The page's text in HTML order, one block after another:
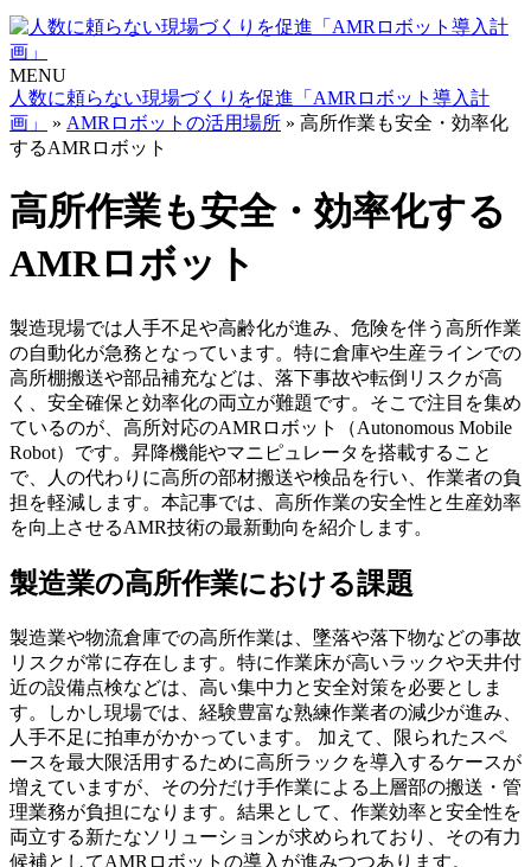
MENU
人数に頼らない現場づくりを促進「AMRロボット導入計
画」
» AMRロボットの活用場所 » 高所作業も安全・効率化
するAMRロボット
高所作業も安全・効率化する
AMRロボット
製造現場では人手不足や高齢化が進み、危険を伴う高所作業
の自動化が急務となっています。特に倉庫や生産ラインでの
高所棚搬送や部品補充などは、落下事故や転倒リスクが高
く、安全確保と効率化の両立が難題です。そこで注目を集め
ているのが、高所対応のAMRロボット（Autonomous Mobile
Robot）です。昇降機能やマニピュレータを搭載すること
で、人の代わりに高所の部材搬送や検品を行い、作業者の負
担を軽減します。本記事では、高所作業の安全性と生産効率
を向上させるAMR技術の最新動向を紹介します。
製造業の高所作業における課題
製造業や物流倉庫での高所作業は、墜落や落下物などの事故
リスクが常に存在します。特に作業床が高いラックや天井付
近の設備点検などは、高い集中力と安全対策を必要としま
す。しかし現場では、経験豊富な熟練作業者の減少が進み、
人手不足に拍車がかかっています。 加えて、限られたスペ
ースを最大限活用するために高所ラックを導入するケースが
増えていますが、その分だけ手作業による上層部の搬送・管
理業務が負担になります。結果として、 作業効率と安全性を
両立する新たなソリューションが求められており、その有力
候補としてAMRロボットの導入が進みつつあります。